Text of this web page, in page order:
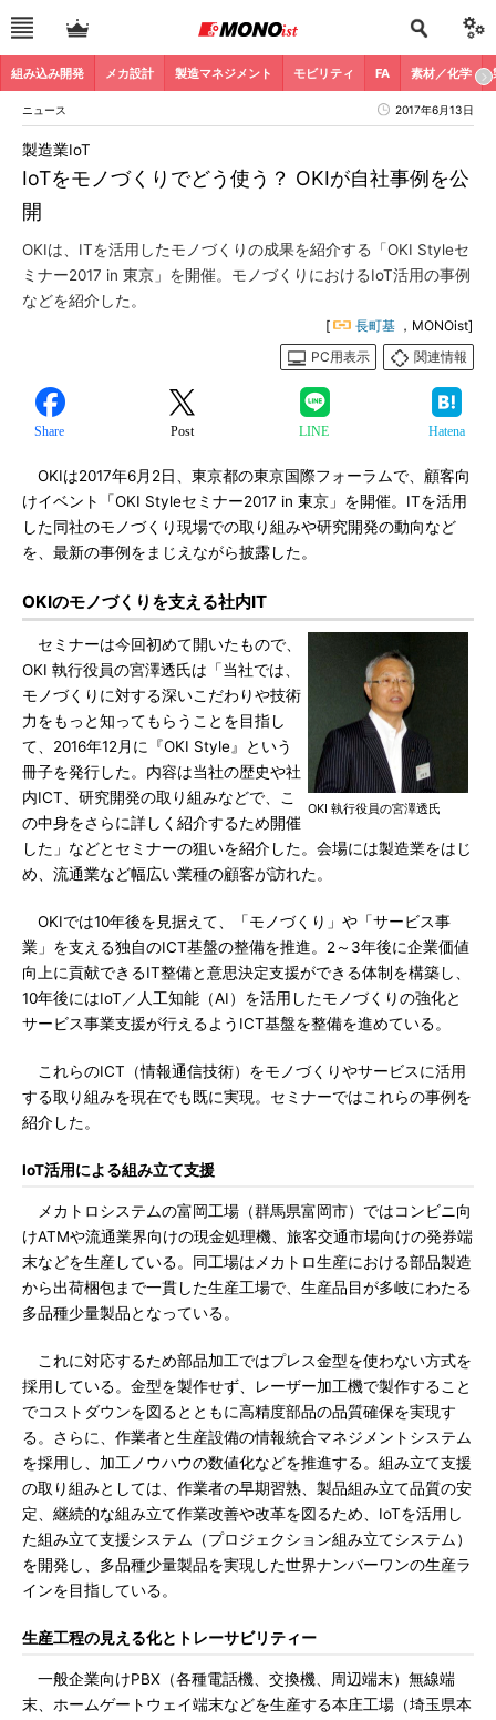
組み込み開発 メカ設計 製造マネジメント モビリティ FA 素材／化学
ニュース 2017年6月13日
IoTをモノづくりでどう使う？ OKIが自社事例を公
開
製造業IoT
OKIは、ITを活用したモノづくりの成果を紹介する「OKI Styleセ
ミナー2017 in 東京」を開催。モノづくりにおけるIoT活用の事例
などを紹介した。
[ 長町基 ，MONOist]
PC用表示
関連情報
Share Post LINE Hatena
OKIは2017年6月2日、東京都の東京国際フォーラムで、顧客向
けイベント「OKI Styleセミナー2017 in 東京」を開催。ITを活用
した同社のモノづくり現場での取り組みや研究開発の動向など
を、最新の事例をまじえながら披露した。
OKIのモノづくりを支える社内IT
OKI 執行役員の宮澤透氏
セミナーは今回初めて開いたもので、
OKI 執行役員の宮澤透氏は「当社では、
モノづくりに対する深いこだわりや技術
力をもっと知ってもらうことを目指し
て、2016年12月に『OKI Style』という
冊子を発行した。内容は当社の歴史や社
内ICT、研究開発の取り組みなどで、こ
の中身をさらに詳しく紹介するため開催
した」などとセミナーの狙いを紹介した。会場には製造業をはじ
め、流通業など幅広い業種の顧客が訪れた。
OKIでは10年後を見据えて、「モノづくり」や「サービス事
業」を支える独自のICT基盤の整備を推進。2～3年後に企業価値
向上に貢献できるIT整備と意思決定支援ができる体制を構築し、
10年後にはIoT／人工知能（AI）を活用したモノづくりの強化と
サービス事業支援が行えるようICT基盤を整備を進めている。
これらのICT（情報通信技術）をモノづくりやサービスに活用
する取り組みを現在でも既に実現。セミナーではこれらの事例を
紹介した。
IoT活用による組み立て支援
メカトロシステムの富岡工場（群馬県富岡市）ではコンビニ向
けATMや流通業界向けの現金処理機、旅客交通市場向けの発券端
末などを生産している。同工場はメカトロ生産における部品製造
から出荷梱包まで一貫した生産工場で、生産品目が多岐にわたる
多品種少量製品となっている。
これに対応するため部品加工ではプレス金型を使わない方式を
採用している。金型を製作せず、レーザー加工機で製作すること
でコストダウンを図るとともに高精度部品の品質確保を実現す
る。さらに、作業者と生産設備の情報統合マネジメントシステム
を採用し、加工ノウハウの数値化などを推進する。組み立て支援
の取り組みとしては、作業者の早期習熟、製品組み立て品質の安
定、継続的な組み立て作業改善や改革を図るため、IoTを活用し
た組み立て支援システム（プロジェクション組み立てシステム）
を開発し、多品種少量製品を実現した世界ナンバーワンの生産ラ
インを目指している。
生産工程の見える化とトレーサビリティー
一般企業向けPBX（各種電話機、交換機、周辺端末）無線端
末、ホームゲートウェイ端末などを生産する本庄工場（埼玉県本